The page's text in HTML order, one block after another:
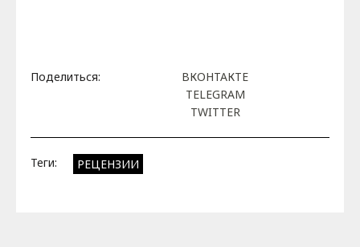
Поделиться:
ВКОНТАКТЕ
TELEGRAM
TWITTER
Теги: РЕЦЕНЗИИ